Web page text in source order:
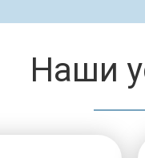
Наши